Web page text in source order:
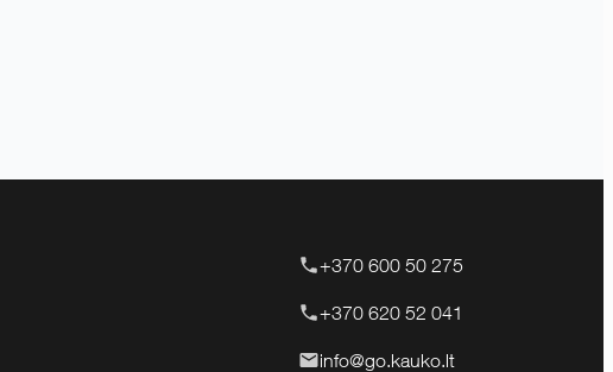
+370 600 50 275
+370 620 52 041
info@go.kauko.lt